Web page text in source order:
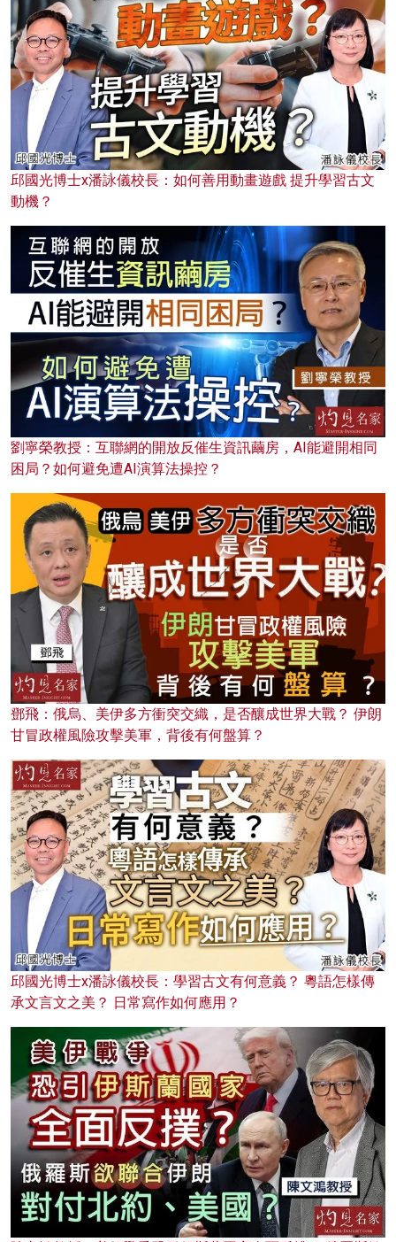
邱國光博士x潘詠儀校長：如何善用動畫遊戲 提升學習古文
動機？
劉寧榮教授：互聯網的開放反催生資訊繭房，AI能避開相同
困局？如何避免遭AI演算法操控？
鄧飛：俄烏、美伊多方衝突交織，是否釀成世界大戰？ 伊朗
甘冒政權風險攻擊美軍，背後有何盤算？
邱國光博士x潘詠儀校長：學習古文有何意義？ 粵語怎樣傳
承文言文之美？ 日常寫作如何應用？